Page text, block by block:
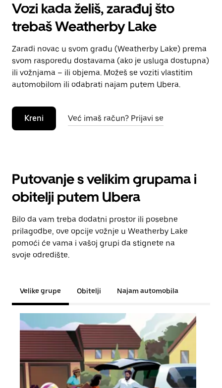
Vozi kada želiš, zarađuj što
trebaš Weatherby Lake
Zaradi novac u svom gradu (Weatherby Lake) prema
svom rasporedu dostavama (ako je usluga dostupna)
ili vožnjama – ili objema. Možeš se voziti vlastitim
automobilom ili odabrati najam putem Ubera.
Kreni Već imaš račun? Prijavi se
Putovanje s velikim grupama i
obitelji putem Ubera
Bilo da vam treba dodatni prostor ili posebne
prilagodbe, ove opcije vožnje u Weatherby Lake
pomoći će vama i vašoj grupi da stignete na
svoje odredište.
Velike grupe Obitelji Najam automobila